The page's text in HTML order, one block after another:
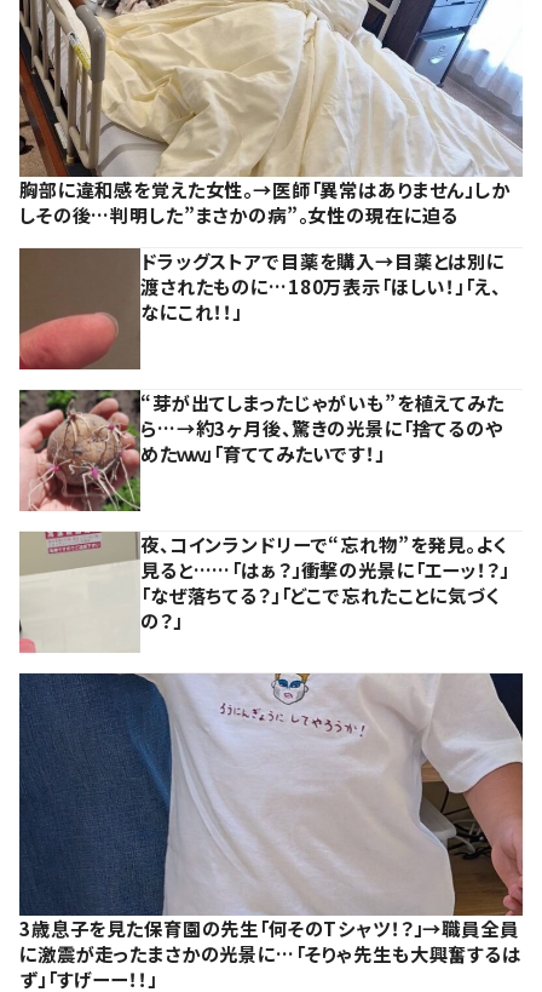
胸部に違和感を覚えた女性。→医師「異常はありません」しか
しその後…判明した”まさかの病”。女性の現在に迫る
ドラッグストアで目薬を購入→目薬とは別に
渡されたものに…180万表示「ほしい！」「え、
なにこれ！！」
“芽が出てしまったじゃがいも”を植えてみた
ら…→約3ヶ月後、驚きの光景に「捨てるのや
めたｗｗ」「育ててみたいです！」
夜、コインランドリーで“忘れ物”を発見。よく
見ると……「はぁ？」衝撃の光景に「エーッ！？」
「なぜ落ちてる？」「どこで忘れたことに気づく
の？」
3歳息子を見た保育園の先生「何そのTシャツ！？」→職員全員
に激震が走ったまさかの光景に…「そりゃ先生も大興奮するは
ず」「すげーー！！」